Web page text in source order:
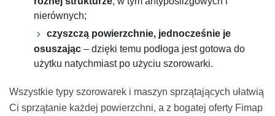
nierównych;
czyszczą powierzchnie, jednocześnie je
osuszając – dzięki temu podłoga jest gotowa do
użytku natychmiast po użyciu szorowarki.
Wszystkie typy szorowarek i maszyn sprzątających ułatwią
Ci sprzątanie każdej powierzchni, a z bogatej oferty Fimap